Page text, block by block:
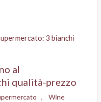
al
qualità-prezzo
,
Wine